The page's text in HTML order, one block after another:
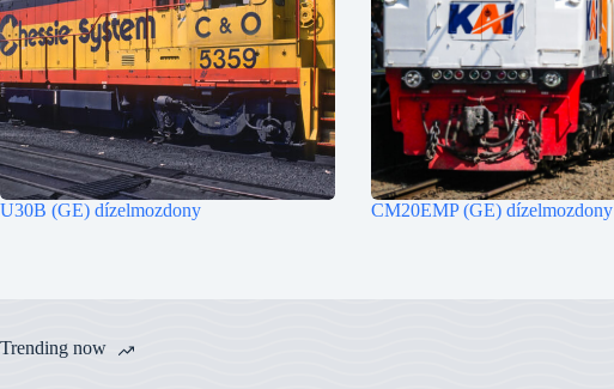
U30B (GE) dízelmozdony CM20EMP (GE) dízelmozdony
Trending now